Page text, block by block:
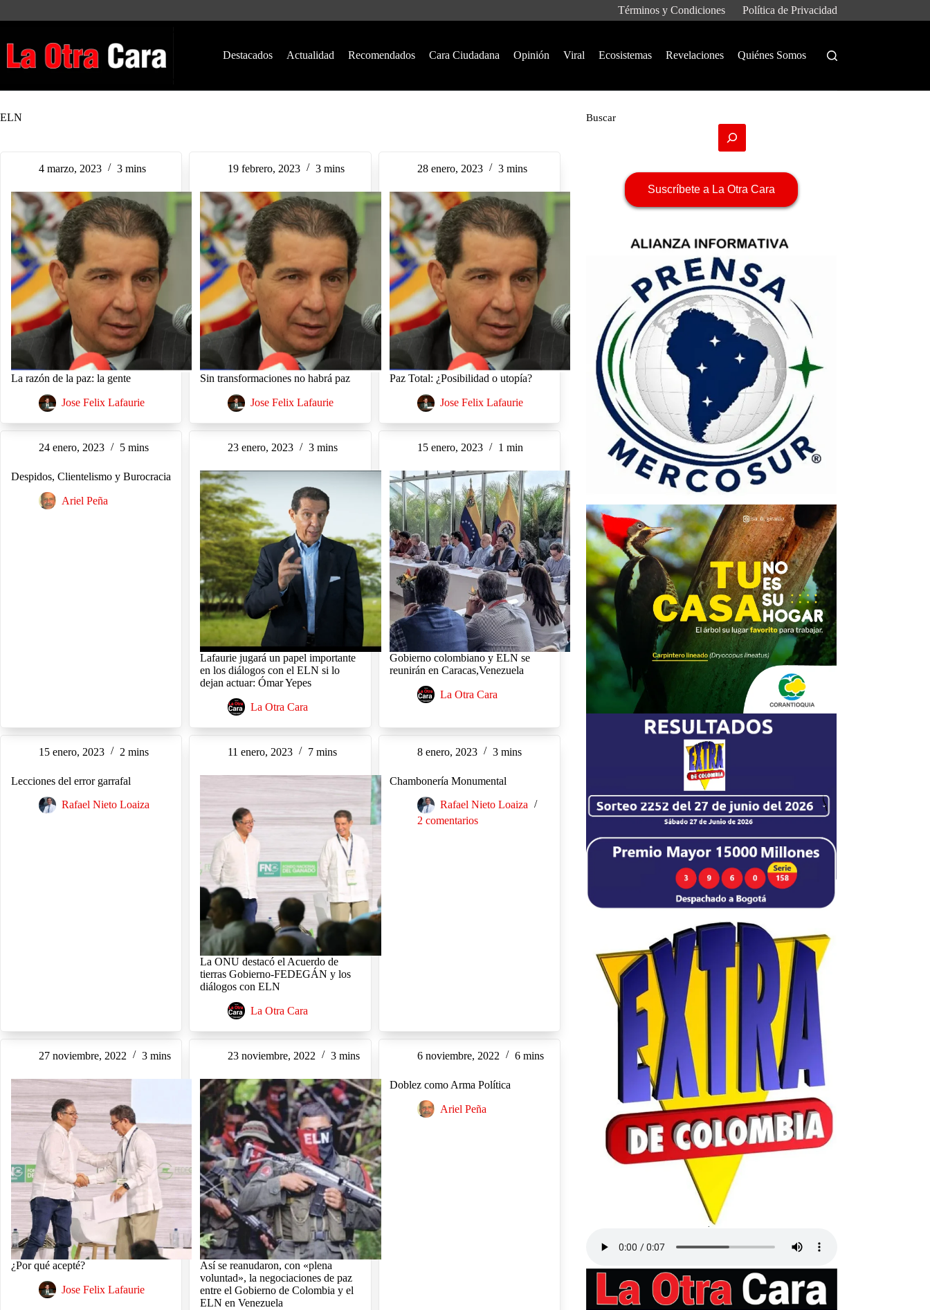
Términos y Condiciones Política de Privacidad
Destacados Actualidad Recomendados Cara Ciudadana Opinión Viral Ecosistemas Revelaciones Quiénes Somos
ELN
4 marzo, 2023 3 mins
La razón de la paz: la gente
Jose Felix Lafaurie
19 febrero, 2023 3 mins
Sin transformaciones no habrá paz
Jose Felix Lafaurie
28 enero, 2023 3 mins
Paz Total: ¿Posibilidad o utopía?
Jose Felix Lafaurie
24 enero, 2023 5 mins
Despidos, Clientelismo y Burocracia
Ariel Peña
23 enero, 2023 3 mins
Lafaurie jugará un papel importante
en los diálogos con el ELN si lo
dejan actuar: Ómar Yepes
La Otra Cara
15 enero, 2023 1 min
Gobierno colombiano y ELN se
reunirán en Caracas,Venezuela
La Otra Cara
15 enero, 2023 2 mins
Lecciones del error garrafal
Rafael Nieto Loaiza
11 enero, 2023 7 mins
La ONU destacó el Acuerdo de
tierras Gobierno-FEDEGÁN y los
diálogos con ELN
La Otra Cara
8 enero, 2023 3 mins
Chambonería Monumental
Rafael Nieto Loaiza
2 comentarios
27 noviembre, 2022 3 mins
¿Por qué acepté?
Jose Felix Lafaurie
23 noviembre, 2022 3 mins
Así se reanudaron, con «plena
voluntad», la negociaciones de paz
entre el Gobierno de Colombia y el
ELN en Venezuela
6 noviembre, 2022 6 mins
Doblez como Arma Política
Ariel Peña
Buscar
Suscríbete a La Otra Cara